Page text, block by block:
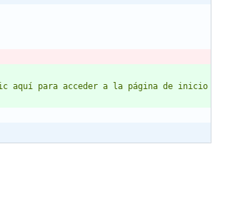
aquí para acceder a la página de inicio